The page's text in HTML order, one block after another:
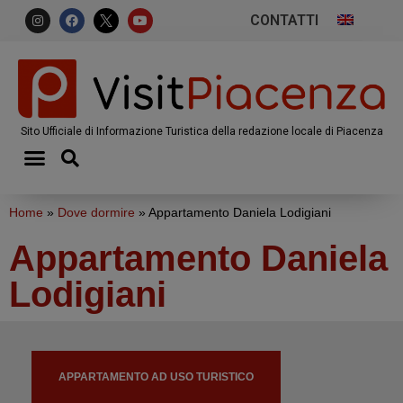
CONTATTI
Sito Ufficiale di Informazione Turistica della redazione locale di Piacenza
Home » Dove dormire » Appartamento Daniela Lodigiani
Appartamento Daniela
Lodigiani
APPARTAMENTO AD USO TURISTICO